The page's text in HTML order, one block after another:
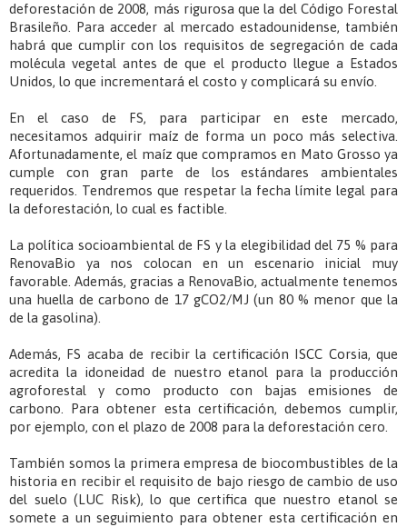
deforestación de 2008, más rigurosa que la del Código Forestal
Brasileño. Para acceder al mercado estadounidense, también
habrá que cumplir con los requisitos de segregación de cada
molécula vegetal antes de que el producto llegue a Estados
Unidos, lo que incrementará el costo y complicará su envío.
En el caso de FS, para participar en este mercado,
necesitamos adquirir maíz de forma un poco más selectiva.
Afortunadamente, el maíz que compramos en Mato Grosso ya
cumple con gran parte de los estándares ambientales
requeridos. Tendremos que respetar la fecha límite legal para
la deforestación, lo cual es factible.
La política socioambiental de FS y la elegibilidad del 75 % para
RenovaBio ya nos colocan en un escenario inicial muy
favorable. Además, gracias a RenovaBio, actualmente tenemos
una huella de carbono de 17 gCO2/MJ (un 80 % menor que la
de la gasolina).
Además, FS acaba de recibir la certificación ISCC Corsia, que
acredita la idoneidad de nuestro etanol para la producción
agroforestal y como producto con bajas emisiones de
carbono. Para obtener esta certificación, debemos cumplir,
por ejemplo, con el plazo de 2008 para la deforestación cero.
También somos la primera empresa de biocombustibles de la
historia en recibir el requisito de bajo riesgo de cambio de uso
del suelo (LUC Risk), lo que certifica que nuestro etanol se
somete a un seguimiento para obtener esta certificación en